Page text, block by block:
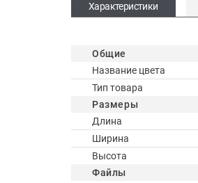
Характеристики
Общие
Название цвета
Тип товара
Размеры
Длина
Ширина
Высота
Файлы